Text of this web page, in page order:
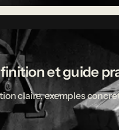
et guide
claire, exemples